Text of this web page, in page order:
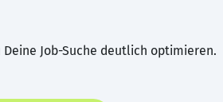
Job-Suche deutlich optimieren.